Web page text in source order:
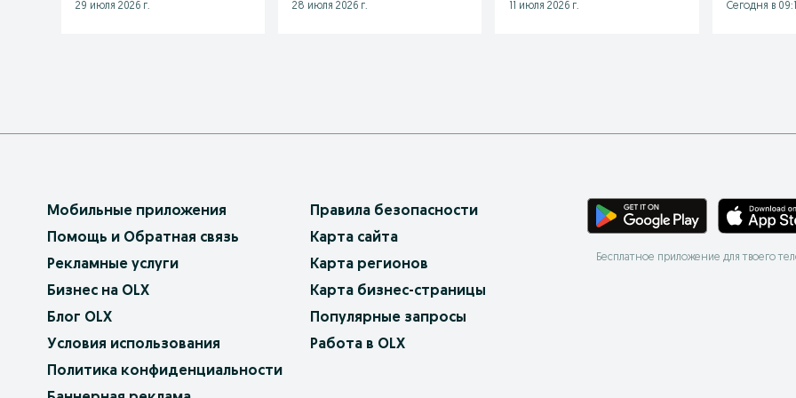
29 июля 2026 г.
28 июля 2026 г.
11 июля 2026 г.
Сегодня в
Мобильные приложения
Помощь и Обратная связь
Рекламные услуги
Бизнес на OLX
Блог OLX
Условия использования
Политика конфиденциальности
Правила безопасности
Карта сайта
Карта регионов
Карта бизнес-страницы
Популярные запросы
Работа в OLX
Бесплатное приложение для твоего